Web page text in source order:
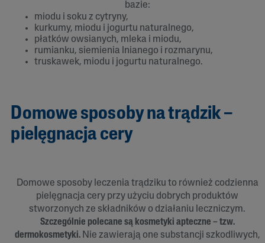
bazie:
miodu i soku z cytryny,
kurkumy, miodu i jogurtu naturalnego,
płatków owsianych, mleka i miodu,
rumianku, siemienia lnianego i rozmarynu,
truskawek, miodu i jogurtu naturalnego.
Domowe sposoby na trądzik –
pielęgnacja cery
Domowe sposoby leczenia trądziku to również codzienna
pielęgnacja cery przy użyciu dobrych produktów
stworzonych ze składników o działaniu leczniczym.
Szczególnie polecane są kosmetyki apteczne – tzw.
dermokosmetyki.Nie zawierają one substancji szkodliwych,